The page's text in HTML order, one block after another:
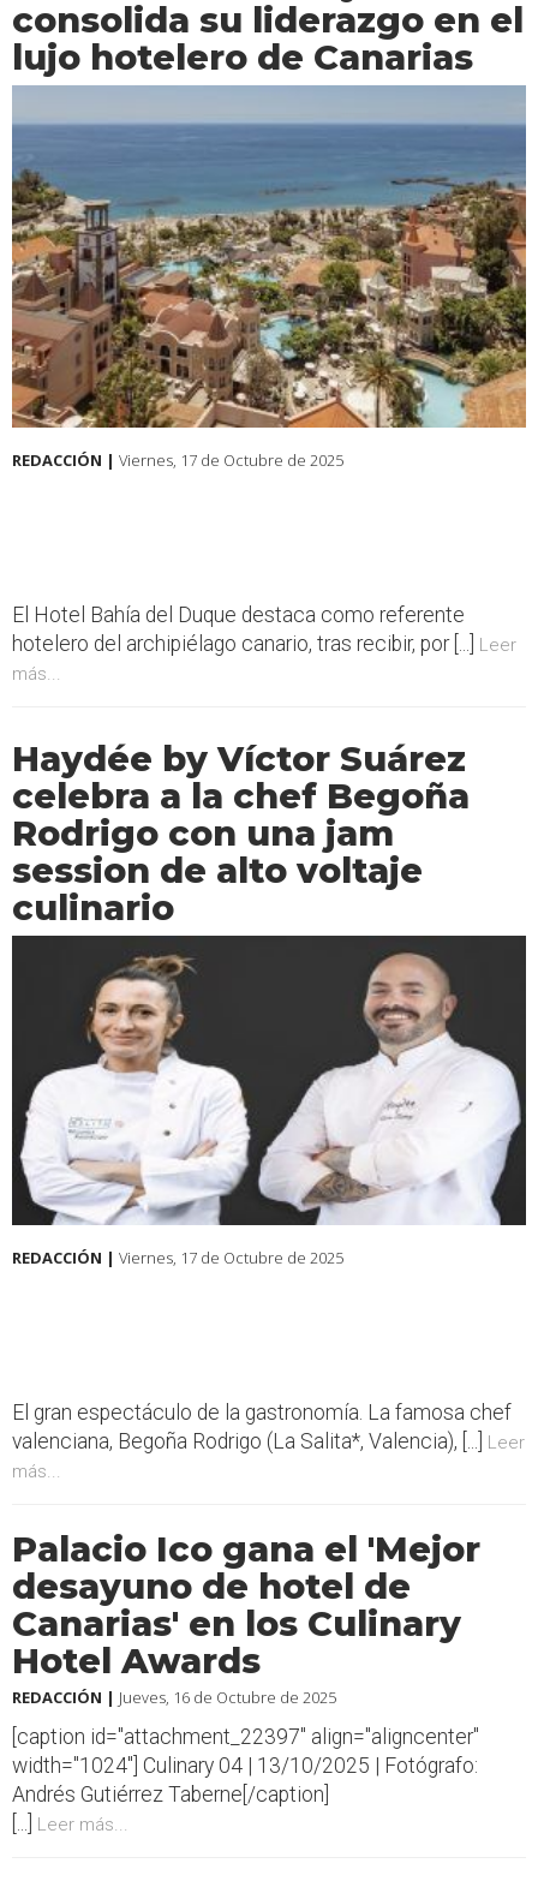
consolida su liderazgo en el
lujo hotelero de Canarias
REDACCIÓN | Viernes, 17 de Octubre de 2025
El Hotel Bahía del Duque destaca como referente
hotelero del archipiélago canario, tras recibir, por [...]
Leer
más...
Haydée by Víctor Suárez
celebra a la chef Begoña
Rodrigo con una jam
session de alto voltaje
culinario
REDACCIÓN | Viernes, 17 de Octubre de 2025
El gran espectáculo de la gastronomía. La famosa chef
valenciana, Begoña Rodrigo (La Salita*, Valencia), [...]
Leer
más...
Palacio Ico gana el 'Mejor
desayuno de hotel de
Canarias' en los Culinary
Hotel Awards
REDACCIÓN | Jueves, 16 de Octubre de 2025
[caption id="attachment_22397" align="aligncenter"
width="1024"] Culinary 04 | 13/10/2025 | Fotógrafo:
Andrés Gutiérrez Taberne[/caption]
[...]
Leer más...